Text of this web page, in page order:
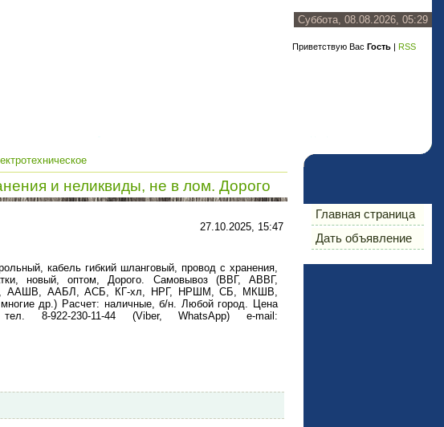
Суббота, 08.08.2026, 05:29
Приветствую Вас Гость | RSS
и неликвиды, не в лом. Дорого
27.10.2025, 15:47
кабель гибкий шланговый, провод с хранения,
новый, оптом, Дорого. Самовывоз (ВВГ, АВВГ,
ААШВ, ААБЛ, АСБ, КГ-хл, НРГ, НРШМ, СБ, МКШВ,
др.) Расчет: наличные, б/н. Любой город. Цена
8-922-230-11-44 (Viber, WhatsApp) e-mail:
Главная страница
Дать объявление